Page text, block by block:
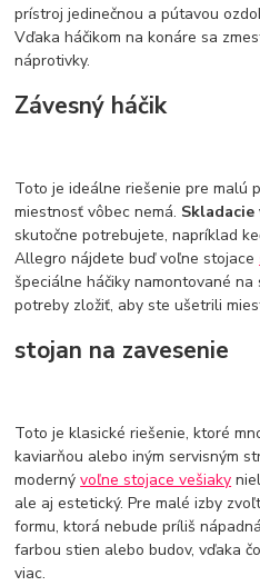
prístroj jedinečnou a pútavou
Vďaka háčikom na konáre sa
náprotivky.
Závesný háčik
Toto je ideálne riešenie pre malú
miestnosť vôbec nemá. Skladacie
skutočne potrebujete, napríklad
Allegro nájdete buď voľne stojace
špeciálne háčiky namontované
potreby zložiť, aby ste ušetrili
stojan na zavesenie
Toto je klasické riešenie, ktoré
kaviarňou alebo iným servisným
modernývoľne stojace vešiaky
ale aj estetický. Pre malé izby
formu, ktorá nebude príliš
farbou stien alebo budov, vďaka
viac.